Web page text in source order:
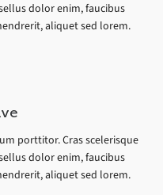
dolor enim, faucibus
aliquet sed lorem.
porttitor. Cras scelerisque
dolor enim, faucibus
aliquet sed lorem.